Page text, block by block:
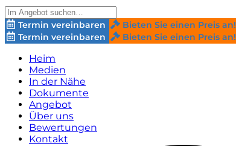
Termin vereinbaren Bieten Sie einen Preis an!
Termin vereinbaren
Bieten Sie einen Preis an!
Heim
Medien
In der Nähe
Dokumente
Angebot
Über uns
Bewertungen
Kontakt